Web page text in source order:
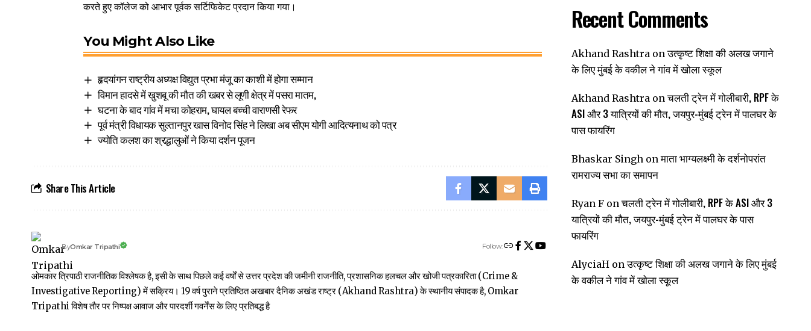
करते हुए कॉलेज को आभार पूर्वक सर्टिफिकेट प्रदान किया गया।
You Might Also Like
हृदयांगन राष्ट्रीय अध्यक्ष विद्युत प्रभा मंजू का काशी में होगा सम्मान
विमान हादसे में खुशबू की मौत की खबर से लूणी क्षेत्र में पसरा मातम,
घटना के बाद गांव में मचा कोहराम, घायल बच्ची वाराणसी रेफर
पूर्व मंत्री विधायक सुल्तानपुर खास विनोद सिंह ने लिखा अब सीएम योगी आदित्यनाथ को पत्र
ज्योति कलश का श्रद्धालुओं ने किया दर्शन पूजन
Share This Article
ByOmkar Tripathi Follow:
ओमकार त्रिपाठी राजनीतिक विश्लेषक है, इसी के साथ पिछले कई वर्षों से उत्तर प्रदेश की जमीनी राजनीति, प्रशासनिक हलचल और खोजी पत्रकारिता (Crime &
Investigative Reporting) में सक्रिय। 19 वर्ष पुराने प्रतिष्ठित अखबार दैनिक अखंड राष्ट्र (Akhand Rashtra) के स्थानीय संपादक है, Omkar
Tripathi विशेष तौर पर निष्पक्ष आवाज और पारदर्शी गवर्नेंस के लिए प्रतिबद्ध है
Recent Comments
Akhand Rashtraonउत्कृष्ट शिक्षा की अलख जगाने
के लिए मुंबई के वकील ने गांव में खोला स्कूल
Akhand Rashtraonचलती ट्रेन में गोलीबारी, RPF के
ASI और 3 यात्रियों की मौत, जयपुर-मुंबई ट्रेन में पालघर के
पास फायरिंग
Bhaskar Singhonमाता भाग्यलक्ष्मी के दर्शनोपरांत
रामराज्य सभा का समापन
Ryan Fonचलती ट्रेन में गोलीबारी, RPF के ASI और 3
यात्रियों की मौत, जयपुर-मुंबई ट्रेन में पालघर के पास
फायरिंग
AlyciaHonउत्कृष्ट शिक्षा की अलख जगाने के लिए मुंबई
के वकील ने गांव में खोला स्कूल